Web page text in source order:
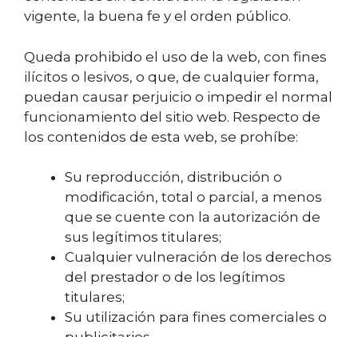
vigente, la buena fe y el orden público.
Queda prohibido el uso de la web, con fines
ilícitos o lesivos, o que, de cualquier forma,
puedan causar perjuicio o impedir el normal
funcionamiento del sitio web. Respecto de
los contenidos de esta web, se prohíbe:
Su reproducción, distribución o
modificación, total o parcial, a menos
que se cuente con la autorización de
sus legítimos titulares;
Cualquier vulneración de los derechos
del prestador o de los legítimos
titulares;
Su utilización para fines comerciales o